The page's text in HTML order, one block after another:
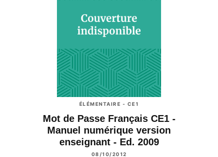
ÉLÉMENTAIRE - CE1
Mot de Passe Français CE1 -
Manuel numérique version
enseignant - Ed. 2009
08/10/2012